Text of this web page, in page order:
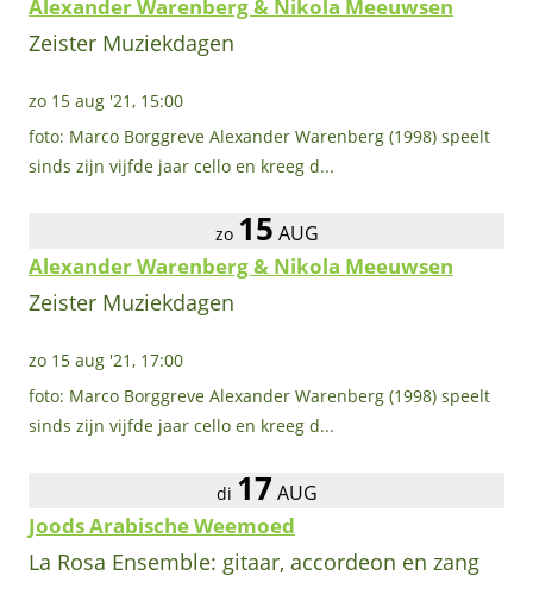
Alexander Warenberg & Nikola Meeuwsen
Zeister Muziekdagen
zo 15 aug '21, 15:00
foto: Marco Borggreve Alexander Warenberg (1998) speelt
sinds zijn vijfde jaar cello en kreeg d...
zo 15 AUG
Alexander Warenberg & Nikola Meeuwsen
Zeister Muziekdagen
zo 15 aug '21, 17:00
foto: Marco Borggreve Alexander Warenberg (1998) speelt
sinds zijn vijfde jaar cello en kreeg d...
di 17 AUG
Joods Arabische Weemoed
La Rosa Ensemble: gitaar, accordeon en zang